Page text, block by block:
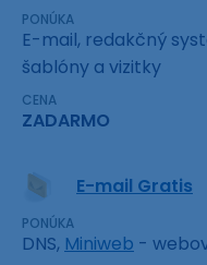
PONÚKA
E-mail, redakčný
šablóny a vizitky
CENA
ZADARMO
E-mail Gratis
PONÚKA
DNS, Miniweb -